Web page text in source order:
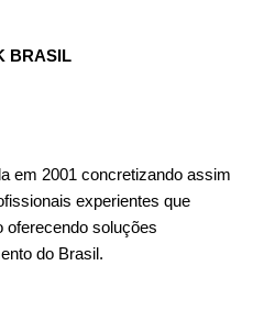
BRASIL
em 2001 concretizando assim
experientes que
oferecendo soluções
do Brasil.